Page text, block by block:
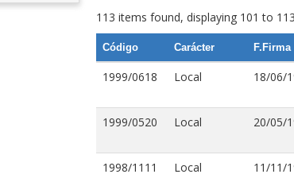
113 items found, displaying 101 to
Código Carácter F.Firma
1999/0618 Local 18/06/
1999/0520 Local 20/05/
1998/1111 Local 11/11/